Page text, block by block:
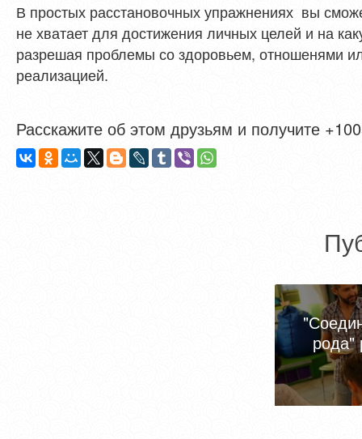
В простых расстановочных упражнениях вы
не хватает для достижения личных целей и на
разрешая проблемы со здоровьем, отношенями
реализацией.
Расскажите об этом друзьям и получите
рода"